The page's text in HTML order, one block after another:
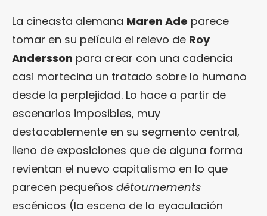
La cineasta alemana Maren Ade parece
tomar en su película el relevo de Roy
Andersson para crear con una cadencia
casi mortecina un tratado sobre lo humano
desde la perplejidad. Lo hace a partir de
escenarios imposibles, muy
destacablemente en su segmento central,
lleno de exposiciones que de alguna forma
revientan el nuevo capitalismo en lo que
parecen pequeños détournements
escénicos (la escena de la eyaculación